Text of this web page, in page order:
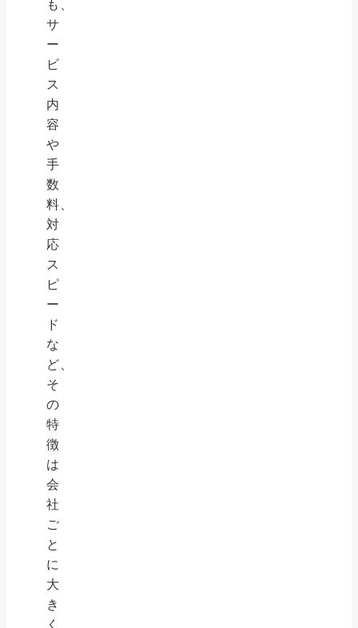
も、
サ
ー
ビ
ス
内
容
や
手
数
料、
対
応
ス
ピ
ー
ド
な
ど、
そ
の
特
徴
は
会
社
ご
と
に
大
き
く